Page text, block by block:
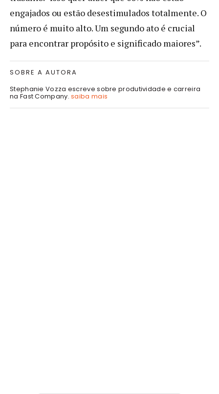
engajados ou estão desestimulados totalmente. O
número é muito alto. Um segundo ato é crucial
para encontrar propósito e significado maiores”.
SOBRE A AUTORA
Stephanie Vozza escreve sobre produtividade e carreira
na Fast Company.saiba mais